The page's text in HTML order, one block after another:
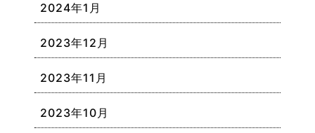
2024年1月
2023年12月
2023年11月
2023年10月